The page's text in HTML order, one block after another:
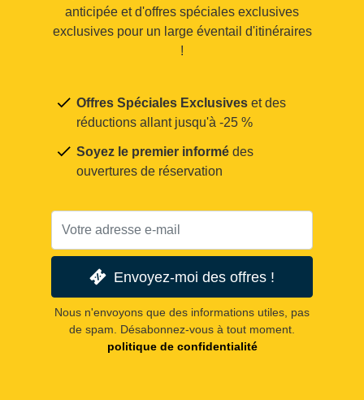
anticipée et d'offres spéciales exclusives
exclusives pour un large éventail d'itinéraires
!
Offres Spéciales Exclusives et des
réductions allant jusqu'à -25 %
Soyez le premier informé des
ouvertures de réservation
Envoyez-moi des offres !
Nous n'envoyons que des informations utiles, pas
de spam. Désabonnez-vous à tout moment.
politique de confidentialité